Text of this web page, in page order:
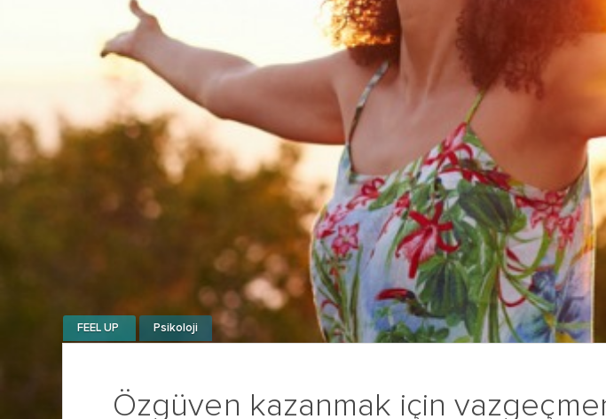
Özgüven kazanmak için
FEEL UP Psikoloji